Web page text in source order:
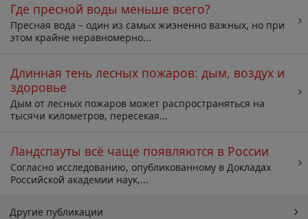
Где пресной воды меньше всего?
Пресная вода – один из самых жизненно важных, но при
этом крайне неравномерно...
Длинная тень лесных пожаров: дым, воздух и
здоровье
Дым от лесных пожаров может распространяться на
тысячи километров, пересекая...
Ландспауты всё чаще появляются в России
Согласно исследованию, опубликованному в Докладах
Российской академии наук,...
Другие публикации